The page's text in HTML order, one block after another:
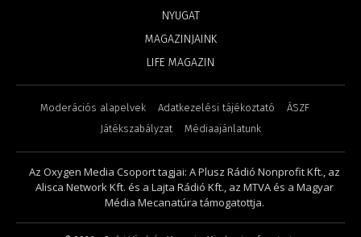
NYUGAT
MAGAZINJAINK
LIFE MAGAZIN
Moderációs alapelvek Adatkezelési tájékoztató
ÁSZF
Játékszabályzat
Médiaajánlatunk
Az Oxygen Media Csoport tagjai: A Plusz Rádió Nonprofit Kft., az
Alisca Network Kft. és a Lajta Rádió Kft., az MTVA és a Magyar
Média Mecanatúra támogatottja.